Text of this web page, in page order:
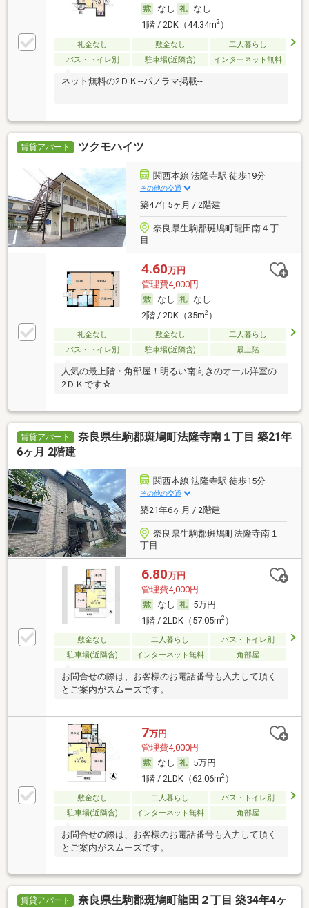
なし
なし
1階 / 2DK（44.34m2）
礼金なし 敷金なし
二人暮らし
バス・トイレ別
駐車場(近隣含) インターネット無料
ネット無料の2ＤＫ--パノラマ掲載--
賃貸アパート ツクモハイツ
関西本線 法隆寺駅 徒歩19分
その他の交通
築47年5ヶ月 / 2階建
奈良県生駒郡斑鳩町龍田南４丁
目
4.60万円
管理費4,000円
なし
なし
2階 / 2DK（35m2）
礼金なし 敷金なし
二人暮らし
バス・トイレ別
駐車場(近隣含) 最上階
人気の最上階・角部屋！明るい南向きのオール洋室の
2ＤＫです☆
賃貸アパート
奈良県生駒郡斑鳩町法隆寺南１丁目 築21年
6ヶ月 2階建
関西本線 法隆寺駅 徒歩15分
その他の交通
築21年6ヶ月 / 2階建
奈良県生駒郡斑鳩町法隆寺南１
丁目
6.80万円
管理費4,000円
なし
5万円
1階 / 2LDK（57.05m2）
敷金なし 二人暮らし
バス・トイレ別
駐車場(近隣含)
インターネット無料 角部屋
お問合せの際は、お客様のお電話番号も入力して頂く
とご案内がスムーズです。
7万円
管理費4,000円
なし
5万円
1階 / 2LDK（62.06m2）
敷金なし 二人暮らし
バス・トイレ別
駐車場(近隣含)
インターネット無料 角部屋
お問合せの際は、お客様のお電話番号も入力して頂く
とご案内がスムーズです。
賃貸アパート
奈良県生駒郡斑鳩町龍田２丁目 築34年4ヶ